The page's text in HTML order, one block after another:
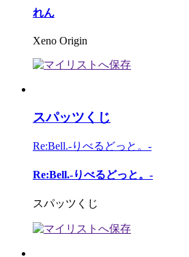
れん
Xeno Origin
スパッツくじ
Re:Bell.-りべるどっと。-
Re:Bell.-りべるどっと。-
スパッツくじ